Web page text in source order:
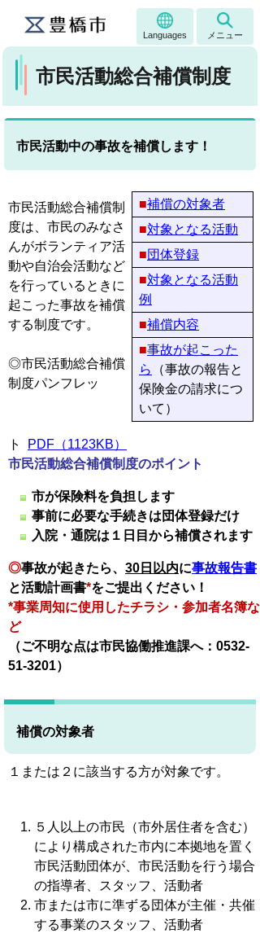
Languages メニュー
市民活動総合補償制度
市民活動中の事故を補償します！
■補償の対象者
■対象となる活動
■団体登録
■対象となる活動
例
■補償内容
■事故が起こった
ら
（事故の報告と
保険金の請求につ
いて）
市民活動総合補償制
度は、市民のみなさ
んがボランティア活
動や自治会活動など
を行っているときに
起こった事故を補償
する制度です。
◎市民活動総合補償
制度パンフレッ
ト
PDF（1123KB）
市民活動総合補償制度のポイント
市が保険料を負担します
事前に必要な手続きは団体登録だけ
入院・通院は１日目から補償されます
◎事故が起きたら、 30日以内に事故報告書
と活動計画書*をご提出ください！
*事業周知に使用したチラシ・参加者名簿な
ど
（ご不明な点は市民協働推進課へ：0532-
51-3201）
補償の対象者
１または２に該当する方が対象です。
５人以上の市民（市外居住者を含む）
により構成された市内に本拠地を置く
市民活動団体が、市民活動を行う場合
の指導者、スタッフ、活動者
市または市に準ずる団体が主催・共催
する事業のスタッフ、活動者